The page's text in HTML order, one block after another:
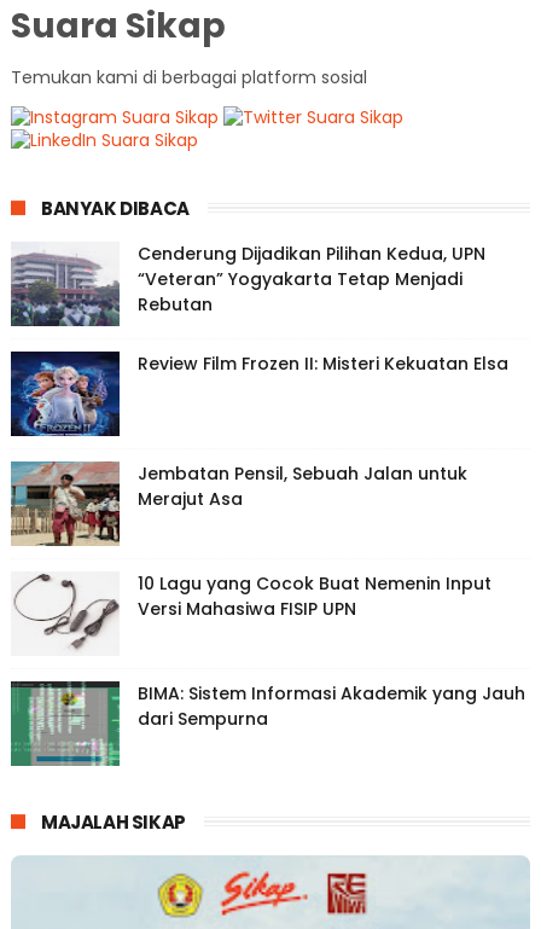
Suara Sikap
Temukan kami di berbagai platform sosial
BANYAK DIBACA
Cenderung Dijadikan Pilihan Kedua, UPN
“Veteran” Yogyakarta Tetap Menjadi
Rebutan
Review Film Frozen II: Misteri Kekuatan Elsa
Jembatan Pensil, Sebuah Jalan untuk
Merajut Asa
10 Lagu yang Cocok Buat Nemenin Input
Versi Mahasiwa FISIP UPN
BIMA: Sistem Informasi Akademik yang Jauh
dari Sempurna
MAJALAH SIKAP